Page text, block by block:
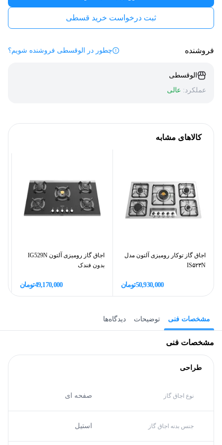
ثبت درخواست خرید قسطی
فروشنده چطور در الوقسطی فروشنده شویم؟
الوقسطی
عملکرد: عالی
کالاهای مشابه
اجاق گاز توکار رومیزی آلتون مدل
IS۵۲۳N
50,930,000تومان
اجاق گاز رومیزی آلتون IG529N
بدون فندک
49,170,000تومان
مشخصات فنی توضیحات دیدگاه‌ها
مشخصات فنی
طراحی
نوع اجاق گاز صفحه ای
جنس بدنه اجاق گاز استیل